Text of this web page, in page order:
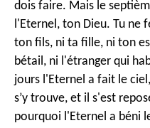
dois faire. Mais le
l'Eternel, ton Dieu. Tu ne
ton fils, ni ta fille, ni ton
bétail, ni l'étranger qui
jours l'Eternel a fait le
s’y trouve, et il s'est
pourquoi l'Eternel a béni